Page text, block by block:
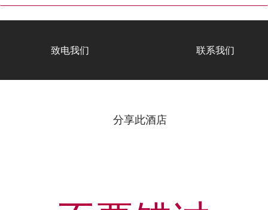
致电我们 联系我们
分享此酒店